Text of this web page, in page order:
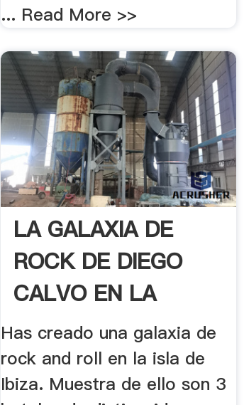
... Read More >>
LA GALAXIA DE
ROCK DE DIEGO
CALVO EN LA
PITIUSA MAS ...
Has creado una galaxia de
rock and roll en la isla de
Ibiza. Muestra de ello son 3